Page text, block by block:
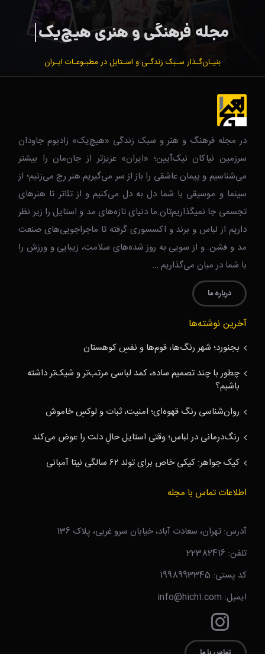
بنیـان‌گـذار سـبک زندگـی و اسـتایل در مطبـوعـات ایـران
در مجله فرهنگ و هنر و سبک زندگی‌ «هیچ‌یک» زادبوم جاودان
سرزمین نیاکان نیک‌‌‌آیین؛ «ایران» عزیزتر از جان‌مان را بیشتر
می‌شناسیم و پیمان عاشقی را باز از سر می‌گیریم.هنر رج می‌زنیم؛ از
سینما و موسیقی با شما دل به دل می‌کنیم و از تئاتر تا هنرهای
تجسمی جا نمیگذاریم‌تان.ما دنیای تازه‌های مد و استایل را زیر نظر
داریم از لباس و برند و اکسسوری گرفته تا ماجراجویی‌های صنعت
مد و فشن. و از سویی به روز شده‌های سلامت، زیبایی و ورزش را
با شما در میان می‌گذاریم …
درباره ما
آخرین نوشته‌ها
بجنورد؛ شهر رنگ‌ها، قوم‌ها و نفسِ کوهستان
چطور با چند تصمیم ساده، کمد لباسی مرتب‌تر و شیک‌تر داشته
باشیم؟
روان‌شناسی رنگ قهوه‌ای؛ امنیت، ثبات و لوکسِ خاموش
رنگ‌درمانی در لباس؛ وقتی استایل حالِ دلت را عوض می‌کند
کیک جواهر: کیکی خاص برای تولد ۶۲ سالگی نیتا آمبانی
اطلاعات تماس با مجله
آدرس: تهران، سعادت آباد، خیابان سرو غربی، پلاک 136
تلفن: 22382416
کد پستی: 1998993345
ایمیل: info@hich1.com